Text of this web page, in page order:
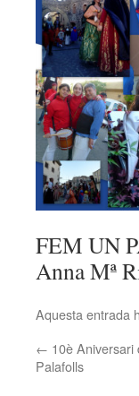
FEM UN
Anna Mª
Aquesta entrada
← 10è Aniversari
Palafolls